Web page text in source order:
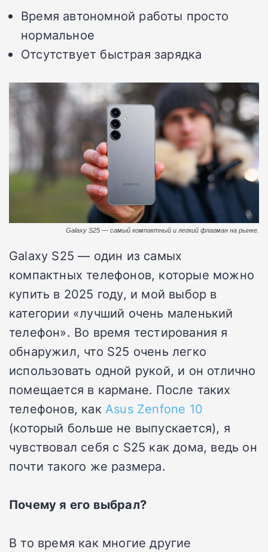
Время автономной работы просто
нормальное
Отсутствует быстрая зарядка
Galaxy S25 — самый компактный и легкий флагман на рынке.
Galaxy S25 — один из самых
компактных телефонов, которые можно
купить в 2025 году, и мой выбор в
категории «лучший очень маленький
телефон». Во время тестирования я
обнаружил, что S25 очень легко
использовать одной рукой, и он отлично
помещается в кармане. После таких
телефонов, как Asus Zenfone 10
(который больше не выпускается), я
чувствовал себя с S25 как дома, ведь он
почти такого же размера.
Почему я его выбрал?
В то время как многие другие